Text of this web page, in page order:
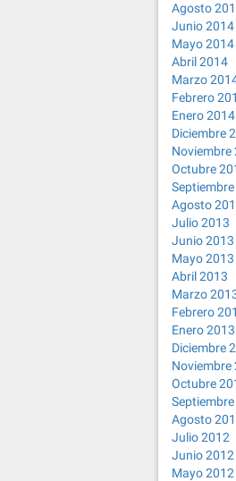
Agosto
Junio 2014
Mayo 2014
Abril 2014
Marzo
Febrero
Enero 2014
Diciembre
Noviembre
Octubre
Agosto
Julio 2013
Junio 2013
Mayo 2013
Abril 2013
Marzo
Febrero
Enero 2013
Diciembre
Noviembre
Octubre
Agosto
Julio 2012
Junio 2012
Mayo 2012